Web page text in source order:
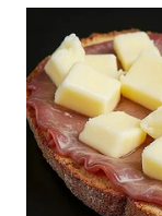
WN
DEPOK
WN
TAPANULI
UTARA